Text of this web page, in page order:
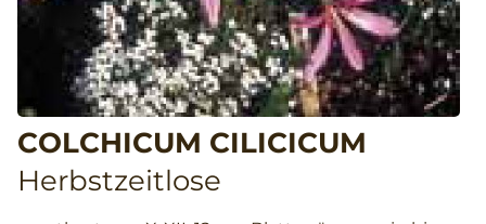
COLCHICUM CILICICUM
Herbstzeitlose